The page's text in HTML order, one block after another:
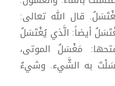
قال الله تعالى:
وَشَرَابٌ)([2]) والمُغْتَسَلُ أيضاً: الَّذي يُغْتَسَلُ
مَغْسَلُ الموتى،
به الشَّيء. وشيءٌ